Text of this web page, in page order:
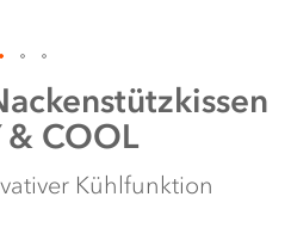
& COOL
Kühlfunktion